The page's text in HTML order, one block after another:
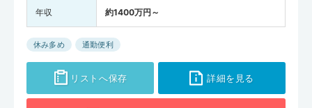
年収 約1400万円～
休み多め 通勤便利
リストへ保存 詳細を見る